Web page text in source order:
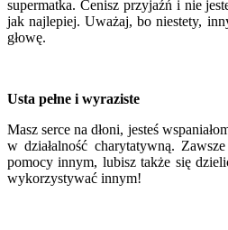
supermatka. Cenisz przyjaźń i nie
jak najlepiej. Uważaj, bo niestety,
głowę.
Usta pełne i wyraziste
Masz serce na dłoni, jesteś
w działalność charytatywną.
pomocy innym, lubisz także się
wykorzystywać innym!